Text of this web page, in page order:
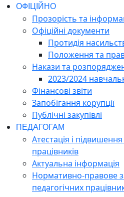
ОФІЦІЙНО
Прозорість та
Офіційні документи
Протидія
Положення та
Накази та
2023/2024
Фінансові звіти
Запобігання корупції
Публічні закупівлі
ПЕДАГОГАМ
Атестація і підвишення
працівників
Актуальна інформація
Нормативно-правове
педагогічних